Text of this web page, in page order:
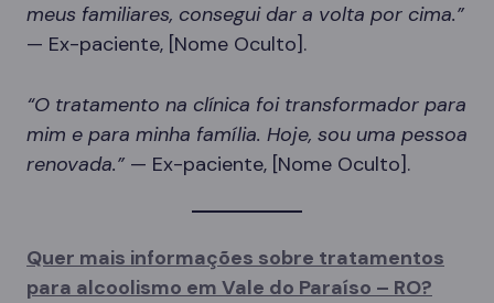
meus familiares, consegui dar a volta por cima.”
— Ex-paciente, [Nome Oculto].
“O tratamento na clínica foi transformador para
mim e para minha família. Hoje, sou uma pessoa
renovada.” — Ex-paciente, [Nome Oculto].
Quer mais informações sobre tratamentos
para alcoolismo em Vale do Paraíso – RO?